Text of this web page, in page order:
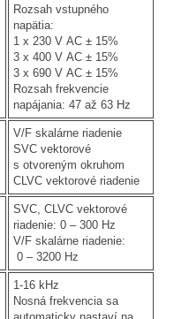
Rozsah vstupného
napätia:
1 x 230 V AC ± 15%
3 x 400 V AC ± 15%
3 x 690 V AC ± 15%
Rozsah frekvencie
napájania: 47 až 63 Hz
V/F skalárne riadenie
SVC vektorové
s otvoreným okruhom
CLVC vektorové riadenie
SVC, CLVC vektorové
riadenie: 0 – 300 Hz
V/F skalárne riadenie:
0 – 3200 Hz
1-16 kHz
Nosná frekvencia sa